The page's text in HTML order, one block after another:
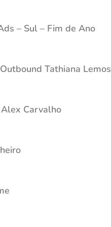
– Sul – Fim de Ano
Tathiana Lemos
Carvalho